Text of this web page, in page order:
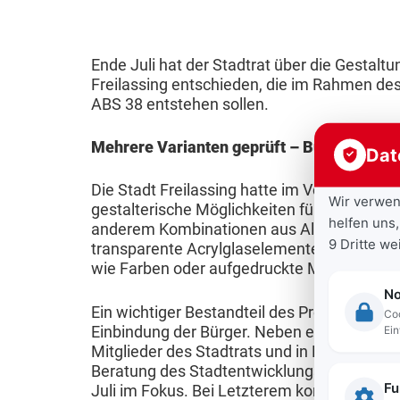
A
k
u
e
l
l
e
B
e
k
a
g
K
n
e
r
&
J
g
e
n
r
a
s
a
l
t
u
g
e
n
k
r
ä
f
e
&
A
u
b
i
l
d
r
e
l
s
s
i
n
F
l
u
ü
r
e
b
e
t
e
l
i
g
Ende Juli hat der Stadtrat über die
Freilassing entschieden, die im Rahmen
ABS 38 entstehen sollen.
Mehrere Varianten geprüft – Bürger
Die Stadt Freilassing hatte im Vorfeld
gestalterische Möglichkeiten für die
anderem Kombinationen aus
transparente Acrylglaselemente. Dazu
wie Farben oder aufgedruckte Motive
Ein wichtiger Bestandteil des Prozesses
Einbindung der Bürger. Neben einem
Mitglieder des Stadtrats und in Begleitung
Beratung des Stadtentwicklungsbeirats
Juli im Fokus. Bei Letzterem konnten sich
Wir
helfen
9 Dritte